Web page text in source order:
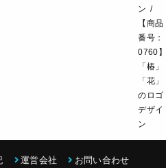
ン
【商品
番号：
0760】
「椿」
「花」
のロゴ
デザイ
ン
運営会社 お問い合わせ